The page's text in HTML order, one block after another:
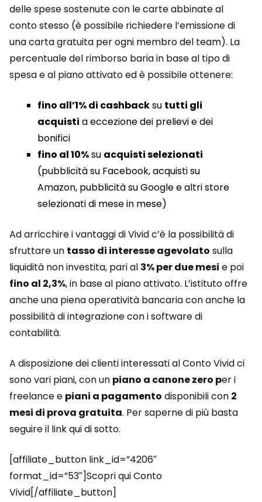
delle spese sostenute con le carte abbinate al
conto stesso (è possibile richiedere l’emissione di
una carta gratuita per ogni membro del team). La
percentuale del rimborso baria in base al tipo di
spesa e al piano attivato ed è possibile ottenere:
fino all’1% di cashbacksu tutti gli
acquisti a eccezione dei prelievi e dei
bonifici
fino al 10%su acquisti selezionati
(pubblicità su Facebook, acquisti su
Amazon, pubblicità su Google e altri store
selezionati di mese in mese)
Ad arricchire i vantaggi di Vivid c’è la possibilità di
sfruttare un tasso di interesse agevolato sulla
liquidità non investita, pari al 3% per due mesi e poi
fino al 2,3%, in base al piano attivato. L’istituto offre
anche una piena operatività bancaria con anche la
possibilità di integrazione con i software di
contabilità.
A disposizione dei clienti interessati al Conto Vivid ci
sono vari piani, con un piano a canone zero per i
freelance e piani a pagamento disponibili con 2
mesi di prova gratuita. Per saperne di più basta
seguire il link qui di sotto.
[affiliate_button link_id=”4206″
format_id=”53″]Scopri qui Conto
Vivid[/affiliate_button]